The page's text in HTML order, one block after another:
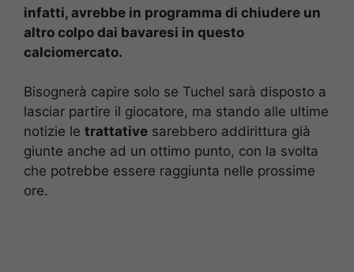
infatti, avrebbe in programma di chiudere un
altro colpo dai bavaresi in questo
calciomercato.
Bisognerà capire solo se Tuchel sarà disposto a
lasciar partire il giocatore, ma stando alle ultime
notizie le trattative sarebbero addirittura già
giunte anche ad un ottimo punto, con la svolta
che potrebbe essere raggiunta nelle prossime
ore.